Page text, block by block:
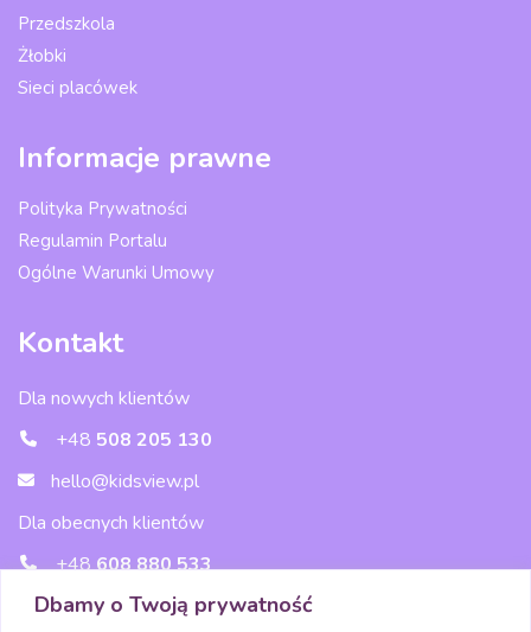
Dbamy o Twoją prywatność
Przedszkola
Żłobki
Sieci placówek
Informacje prawne
Polityka Prywatności
Regulamin Portalu
Ogólne Warunki Umowy
Kontakt
Dla nowych klientów
+48 508 205 130
hello@kidsview.pl
Dla obecnych klientów
+48608 880 533
wsparcie@kidsview.pl